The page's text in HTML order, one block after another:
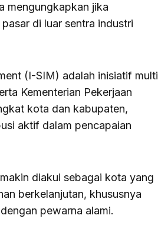
mengungkapkan jika
di luar sentra industri
(I-SIM) adalah inisiatif multi
Kementerian Pekerjaan
kota dan kabupaten,
aktif dalam pencapaian
diakui sebagai kota yang
berkelanjutan, khususnya
pewarna alami.